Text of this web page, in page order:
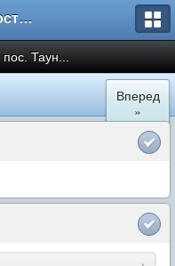
Форум Новостройки
Таун...
Вперед
»